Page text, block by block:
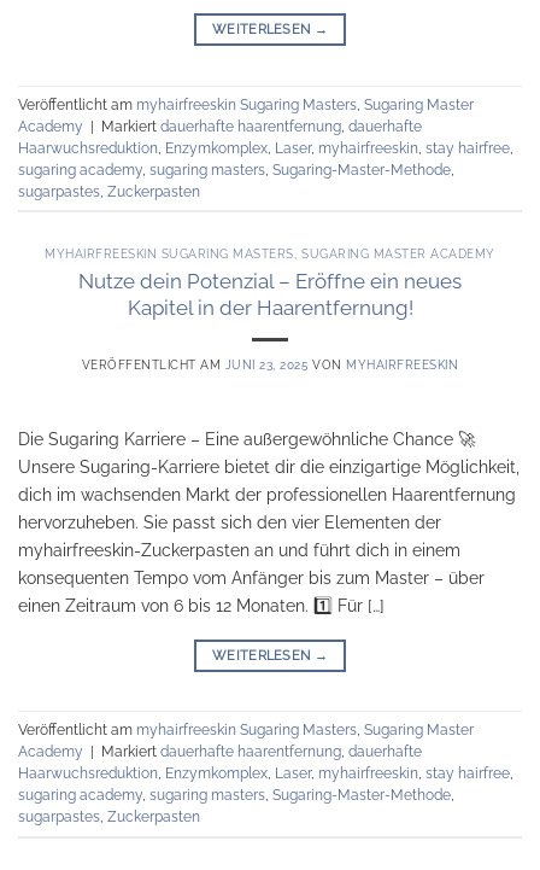
WEITERLESEN →
Veröffentlicht am myhairfreeskin Sugaring Masters Sugaring Master
Academy | Markiert dauerhafte haarentfernung dauerhafte
Haarwuchsreduktion Enzymkomplex Laser, myhairfreeskin stay hairfree
sugaring academy sugaring masters Sugaring-Master-Methode
sugarpastes Zuckerpasten
MYHAIRFREESKIN SUGARING MASTERS,SUGARING MASTER ACADEMY
Nutze dein Potenzial – Eröffne ein neues
Kapitel in der Haarentfernung!
VERÖFFENTLICHT AM JUNI 23, 2025 VON MYHAIRFREESKIN
Die Sugaring Karriere – Eine außergewöhnliche Chance 🚀
Unsere Sugaring-Karriere bietet dir die einzigartige Möglichkeit,
dich im wachsenden Markt der professionellen Haarentfernung
hervorzuheben. Sie passt sich den vier Elementen der
myhairfreeskin-Zuckerpasten an und führt dich in einem
konsequenten Tempo vom Anfänger bis zum Master – über
einen Zeitraum von 6 bis 12 Monaten. 1️⃣ Für […]
WEITERLESEN →
Veröffentlicht am myhairfreeskin Sugaring Masters Sugaring Master
Academy | Markiert dauerhafte haarentfernung dauerhafte
Haarwuchsreduktion Enzymkomplex Laser, myhairfreeskin stay hairfree
sugaring academy sugaring masters Sugaring-Master-Methode
sugarpastes Zuckerpasten